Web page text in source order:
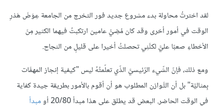
لقد اخترتُ محاولة بدء مشروع جديد فور التخرج من الجامعة عِوَضَ هَدْرِ
الوقت في أمور أخرى وقد كان مُضِيُّ عامين ارتكبتُ فيهما الكثير مِنَ
الأخطاءِ صعبًا عليَّ لكنَّنِي تحصلتُ أخيرا على قليلٍ من النجاح.
ومع ذلك، فإنّ الشّيء الرّئيسيَّ الذّي تعلّمتُهُ ليس "كيفية إنجاز المهمَّات
بِمثاليَّة" بل أن التَّوازن المطلوب هو أن أقوم بالأمور بطريقة جيدة كفاية
في الوقت الحاضر. البعض قد يطلق على هذا مبدأ 20/80 أو
مبدأ